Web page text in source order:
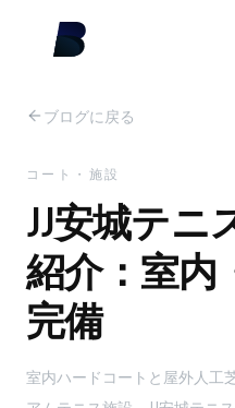
ブログに戻る
コート・施設
JJ安城テニ
紹介：室内
完備
室内ハードコートと屋外人工